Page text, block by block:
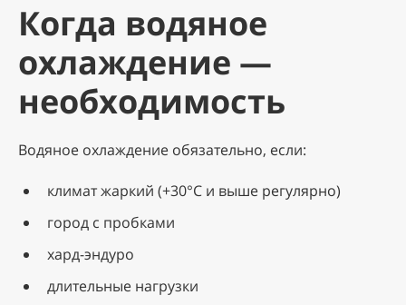
Когда водяное
охлаждение —
необходимость
Водяное охлаждение обязательно, если:
климат жаркий (+30°C и выше регулярно)
город с пробками
хард-эндуро
длительные нагрузки